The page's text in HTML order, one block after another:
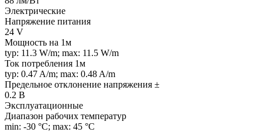
Электрические
Напряжение питания
24 V
Мощность на 1м
typ: 11.3 W/m; max: 11.5 W/m
Ток потребления 1м
typ: 0.47 A/m; max: 0.48 A/m
Предельное отклонение напряжения ±
0.2 В
Эксплуатационные
Диапазон рабочих температур
min: -30 °C; max: 45 °C